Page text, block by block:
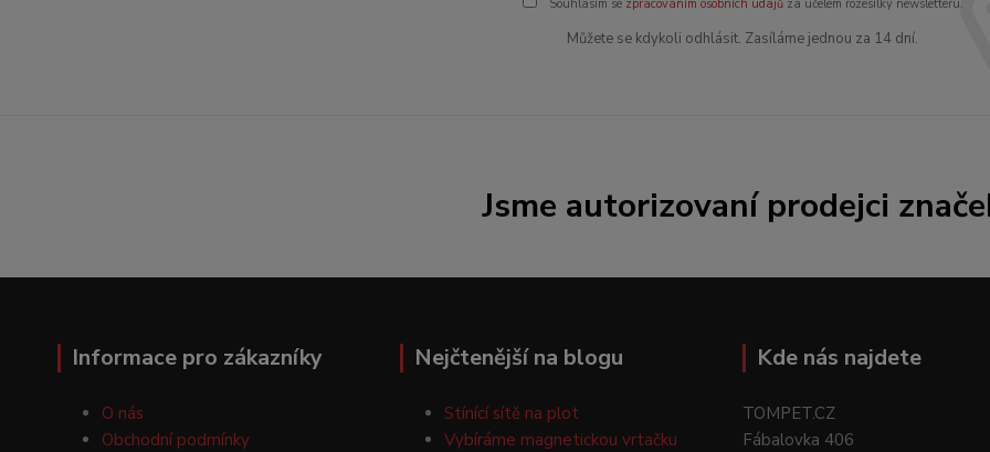
Souhlasím se zpracováním osobních údajůza účelem rozesílky newsletteru.
Můžete se kdykoli odhlásit. Zasíláme jednou za 14 dní.
Jsme autorizovaní prodejci
Informace pro zákazníky
O nás
Obchodní podmínky
Nejčtenější na blogu
Stínící sítě na plot
Vybíráme magnetickou vrtačku
Kde nás najdete
TOMPET.CZ
Fábalovka 406